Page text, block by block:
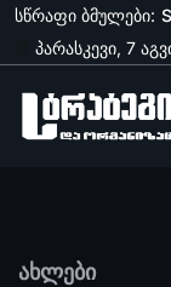
სწრაფი ბმულები:
პარასკევი, 7
ახლები